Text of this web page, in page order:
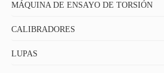
MÁQUINA DE ENSAYO DE TORSIÓN
CALIBRADORES
LUPAS